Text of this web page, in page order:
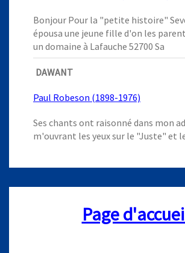
Bonjour Pour la "petite histoire"
épousa une jeune fille d'on les
un domaine à Lafauche 52700 Sa
DAWANT
Paul Robeson (1898-1976)
Ses chants ont raisonné dans mon
m'ouvrant les yeux sur le "Juste" et
Page